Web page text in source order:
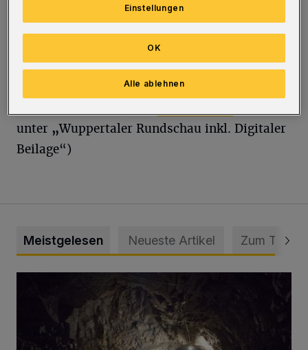
Annehmlichkeiten bereit. So sind Internet-
Klick ansteuerbar, ebenso Bilderstrecken,
Videos und vieles mehr.
unter „Wuppertaler Rundschau inkl. Digitaler
Beilage“)
Meistgelesen Neueste Artikel Zum Thema
Einstellungen
Alle ablehnen
OK